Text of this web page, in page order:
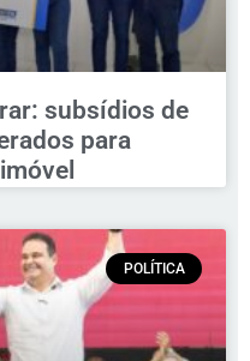
subsídios de
para
POLÍTICA